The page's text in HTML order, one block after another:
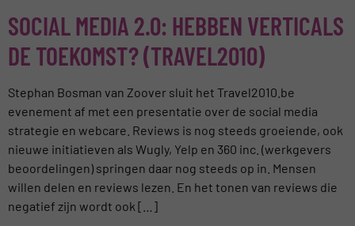
SOCIAL MEDIA 2.0: HEBBEN VERTICALS
DE TOEKOMST? (TRAVEL2010)
Stephan Bosman van Zoover sluit het Travel2010.be
evenement af met een presentatie over de social media
strategie en webcare. Reviews is nog steeds groeiende, ook
nieuwe initiatieven als Wugly, Yelp en 360 inc. (werkgevers
beoordelingen) springen daar nog steeds op in. Mensen
willen delen en reviews lezen. En het tonen van reviews die
negatief zijn wordt ook […]